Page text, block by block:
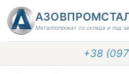
Металлопрокат со склада и под
+38